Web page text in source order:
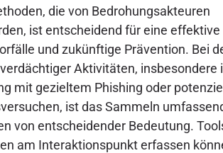
die von Bedrohungsakteuren
ist entscheidend für eine effektive
und zukünftige Prävention. Bei
Aktivitäten, insbesondere
mit gezieltem Phishing oder
ist das Sammeln
von entscheidender Bedeutung.
am Interaktionspunkt erfassen